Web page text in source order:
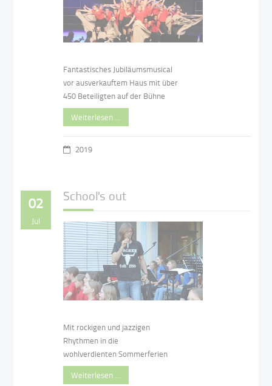
Fantastisches Jubiläumsmusical
vor ausverkauftem Haus mit über
450 Beteiligten auf der Bühne
Weiterlesen …
2019
02
Jul
School's out
Mit rockigen und jazzigen
Rhythmen in die
wohlverdienten Sommerferien
Weiterlesen …